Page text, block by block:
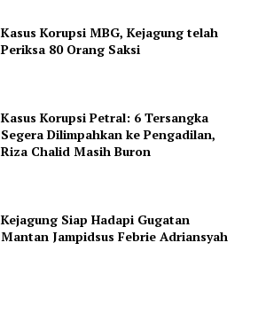
Kasus Korupsi MBG, Kejagung telah
Periksa 80 Orang Saksi
Kasus Korupsi Petral: 6 Tersangka
Segera Dilimpahkan ke Pengadilan,
Riza Chalid Masih Buron
Kejagung Siap Hadapi Gugatan
Mantan Jampidsus Febrie Adriansyah